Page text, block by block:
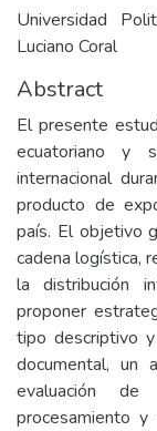
Universidad
Luciano Coral
Abstract
El presente
ecuatoriano y
internacional
producto de
país. El objetivo
cadena logística,
la distribución
proponer
tipo descriptivo
documental, un
evaluación de
procesamiento